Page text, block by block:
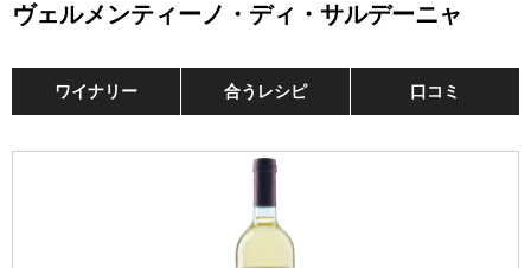
ヴェルメンティーノ・ディ・サルデーニャ
ワイナリー 合うレシピ 口コミ